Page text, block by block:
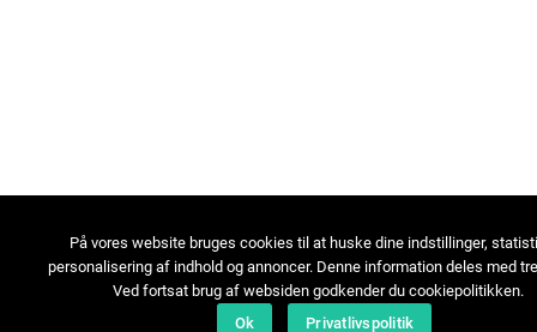
På vores website bruges cookies til at huske dine indstillinger,
personalisering af indhold og annoncer. Denne information deles med
Ved fortsat brug af websiden godkender du cookiepolitikken.
Ok
Privatlivspolitik